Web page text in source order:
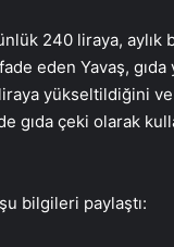
240 liraya, aylık
eden Yavaş, gıda
yükseltildiğini ve
gıda çeki olarak
bilgileri paylaştı: